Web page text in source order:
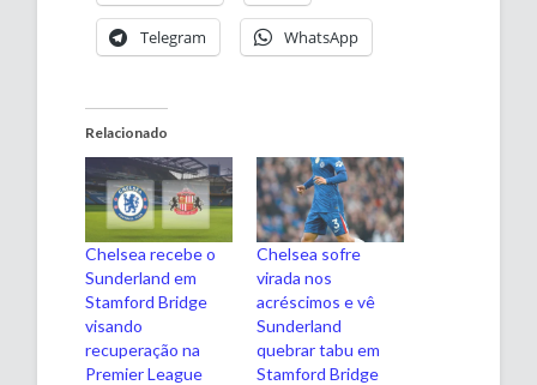
Telegram WhatsApp
Relacionado
Chelsea recebe o
Sunderland em
Stamford Bridge
visando
recuperação na
Premier League
Chelsea sofre
virada nos
acréscimos e vê
Sunderland
quebrar tabu em
Stamford Bridge